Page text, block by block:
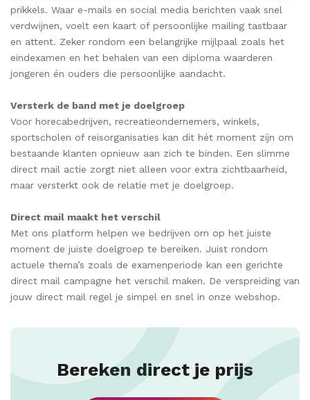
prikkels. Waar e-mails en social media berichten vaak snel
verdwijnen, voelt een kaart of persoonlijke mailing tastbaar
en attent. Zeker rondom een belangrijke mijlpaal zoals het
eindexamen en het behalen van een diploma waarderen
jongeren én ouders die persoonlijke aandacht.
Versterk de band met je doelgroep
Voor horecabedrijven, recreatieondernemers, winkels,
sportscholen of reisorganisaties kan dit hét moment zijn om
bestaande klanten opnieuw aan zich te binden. Een slimme
direct mail actie zorgt niet alleen voor extra zichtbaarheid,
maar versterkt ook de relatie met je doelgroep.
Direct mail maakt het verschil
Met ons platform helpen we bedrijven om op het juiste
moment de juiste doelgroep te bereiken. Juist rondom
actuele thema’s zoals de examenperiode kan een gerichte
direct mail campagne het verschil maken. De verspreiding van
jouw direct mail regel je simpel en snel in onze webshop.
Bereken direct je prijs